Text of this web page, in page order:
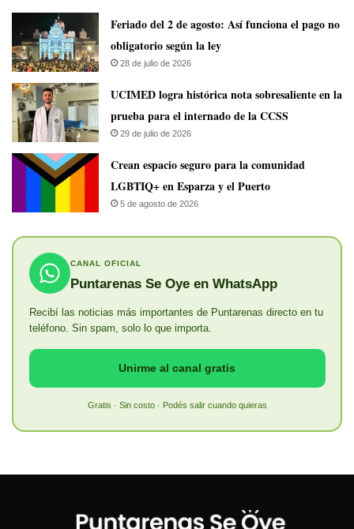
Feriado del 2 de agosto: Así funciona el pago no
obligatorio según la ley
28 de julio de 2026
UCIMED logra histórica nota sobresaliente en la
prueba para el internado de la CCSS
29 de julio de 2026
Crean espacio seguro para la comunidad
LGBTIQ+ en Esparza y el Puerto
5 de agosto de 2026
CANAL OFICIAL
Puntarenas Se Oye en WhatsApp
Recibí las noticias más importantes de Puntarenas directo en tu
teléfono. Sin spam, solo lo que importa.
Unirme al canal gratis
Gratis · Sin costo · Podés salir cuando quieras